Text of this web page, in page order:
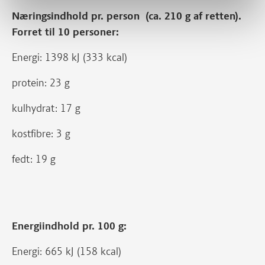
Næringsindhold pr. person (ca. 210 g af retten).
Forret til 10 personer:
Energi: 1398 kJ (333 kcal)
protein: 23 g
kulhydrat: 17 g
kostfibre: 3 g
fedt: 19 g
Energiindhold pr. 100 g:
Energi: 665 kJ (158 kcal)